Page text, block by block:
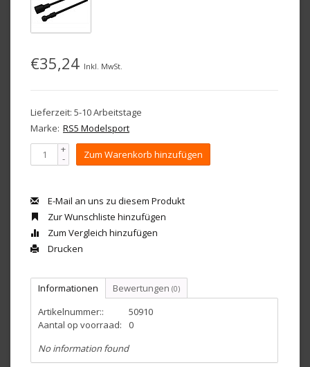
€35,24 Inkl. MwSt.
Lieferzeit: 5-10 Arbeitstage
Marke: RS5 Modelsport
+
- Zum Warenkorb hinzufügen
E-Mail an uns zu diesem Produkt
Zur Wunschliste hinzufügen
Zum Vergleich hinzufügen
Drucken
Informationen Bewertungen (0)
Artikelnummer::
50910
Aantal op voorraad:
0
No information found